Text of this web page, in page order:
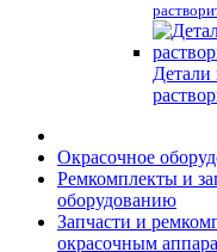
Детали
Окрасочное
Ремкомплекты и
оборудованию
Запчасти и
окрасочным